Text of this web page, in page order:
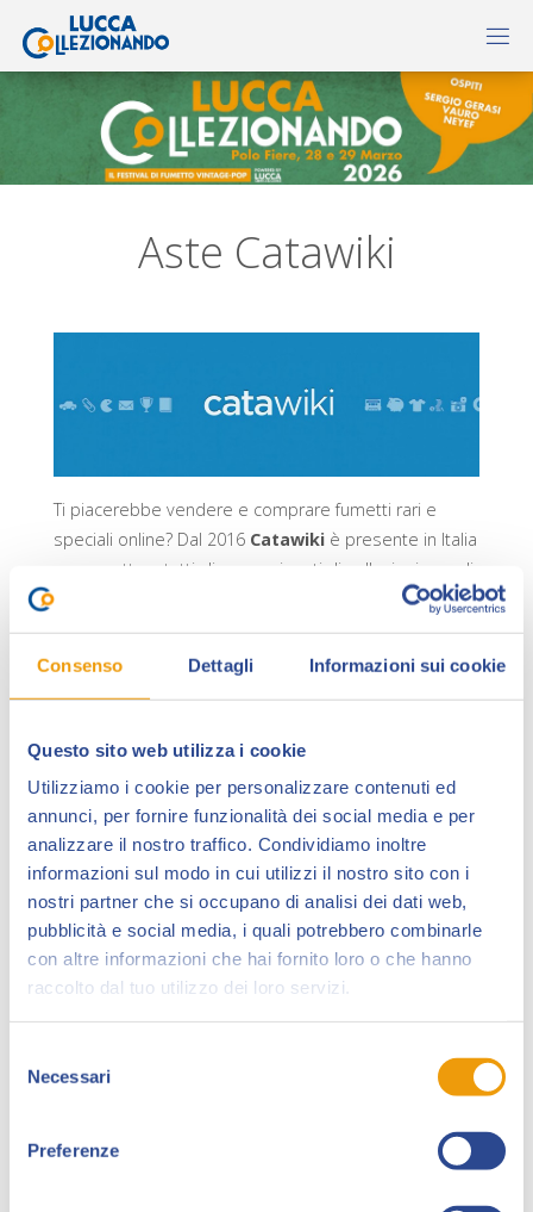
Consenso Dettagli Informazioni sui cookie
Questo sito web utilizza i cookie
Utilizziamo i cookie per personalizzare contenuti ed
annunci, per fornire funzionalità dei social media e per
analizzare il nostro traffico. Condividiamo inoltre
informazioni sul modo in cui utilizzi il nostro sito con i
nostri partner che si occupano di analisi dei dati web,
pubblicità e social media, i quali potrebbero combinarle
con altre informazioni che hai fornito loro o che hanno
raccolto dal tuo utilizzo dei loro servizi.
delNecessari
Preferenze
Aste Catawiki
Ti piacerebbe vendere e comprare fumetti rari e
speciali online? Dal 2016 Catawikiè presente in Italia
e permette a tutti gli appassionati di collezionismo di
acquistare attraverso le aste online oggetti da
collezione provenienti da tutta Europa in modo sicuro
e veloce.
Ogni settimana Catawiki organizza più di300 aste in
da esperti del settore. Sono ben 8 le aste dedicate a
fumetti e tavole originali italiane e internazionali che
ogni settimana prendono il via sul sito.
Gli appassionati potranno trovaretavole e
illustrazionidi autori del calibro di Hugo Pratt, Milo
Manara, Eleuteri Serpieri, Guido Crepax, Tanino
Liberatore e così via, ma anche lotti che hanno come
oggetto volumi in prima edizione orari albi
Trenta a oggi.
Oltre alle aste settimanali ci sono quelle tematiche,
, o
quella organizzata per festeggiare l’anniversario della